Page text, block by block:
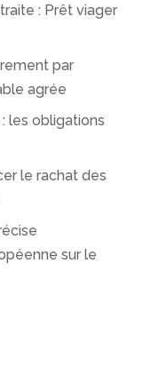
: Prêt viager
par
agrée
les obligations
le rachat des
sur le